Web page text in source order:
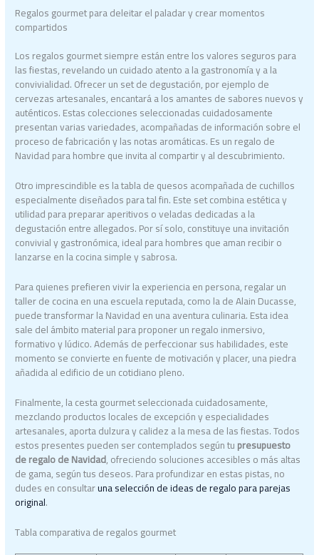
Regalos gourmet para deleitar el paladar y crear momentos
compartidos
Los regalos gourmet siempre están entre los valores seguros para
las fiestas, revelando un cuidado atento a la gastronomía y a la
convivialidad. Ofrecer un set de degustación, por ejemplo de
cervezas artesanales, encantará a los amantes de sabores nuevos y
auténticos. Estas colecciones seleccionadas cuidadosamente
presentan varias variedades, acompañadas de información sobre el
proceso de fabricación y las notas aromáticas. Es un regalo de
Navidad para hombre que invita al compartir y al descubrimiento.
Otro imprescindible es la tabla de quesos acompañada de cuchillos
especialmente diseñados para tal fin. Este set combina estética y
utilidad para preparar aperitivos o veladas dedicadas a la
degustación entre allegados. Por sí solo, constituye una invitación
convivial y gastronómica, ideal para hombres que aman recibir o
lanzarse en la cocina simple y sabrosa.
Para quienes prefieren vivir la experiencia en persona, regalar un
taller de cocina en una escuela reputada, como la de Alain Ducasse,
puede transformar la Navidad en una aventura culinaria. Esta idea
sale del ámbito material para proponer un regalo inmersivo,
formativo y lúdico. Además de perfeccionar sus habilidades, este
momento se convierte en fuente de motivación y placer, una piedra
añadida al edificio de un cotidiano pleno.
Finalmente, la cesta gourmet seleccionada cuidadosamente,
mezclando productos locales de excepción y especialidades
artesanales, aporta dulzura y calidez a la mesa de las fiestas. Todos
estos presentes pueden ser contemplados según tupresupuesto
de regalo de Navidad, ofreciendo soluciones accesibles o más altas
de gama, según tus deseos. Para profundizar en estas pistas, no
dudes en consultaruna selección de ideas de regalo para parejas
original.
Tabla comparativa de regalos gourmet